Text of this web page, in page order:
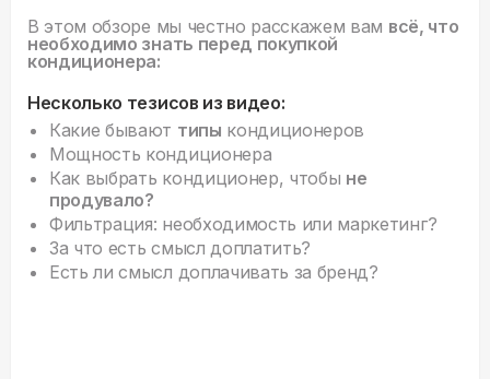
В этом обзоре мы честно расскажем вам всё, что
необходимо знать перед покупкой
кондиционера:
Несколько тезисов из видео:
Какие бывают типы кондиционеров
Мощность кондиционера
Как выбрать кондиционер, чтобы не
продувало?
Фильтрация: необходимость или маркетинг?
За что есть смысл доплатить?
Есть ли смысл доплачивать за бренд?